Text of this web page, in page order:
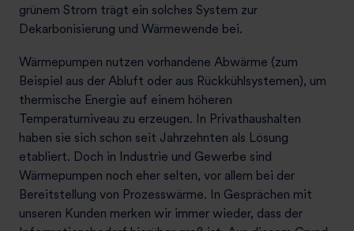
grünem Strom trägt ein solches System zur
Dekarbonisierung und Wärmewende bei.
Wärmepumpen nutzen vorhandene Abwärme (zum
Beispiel aus der Abluft oder aus Rückkühlsystemen), um
thermische Energie auf einem höheren
Temperaturniveau zu erzeugen. In Privathaushalten
haben sie sich schon seit Jahrzehnten als Lösung
etabliert. Doch in Industrie und Gewerbe sind
Wärmepumpen noch eher selten, vor allem bei der
Bereitstellung von Prozesswärme. In Gesprächen mit
unseren Kunden merken wir immer wieder, dass der